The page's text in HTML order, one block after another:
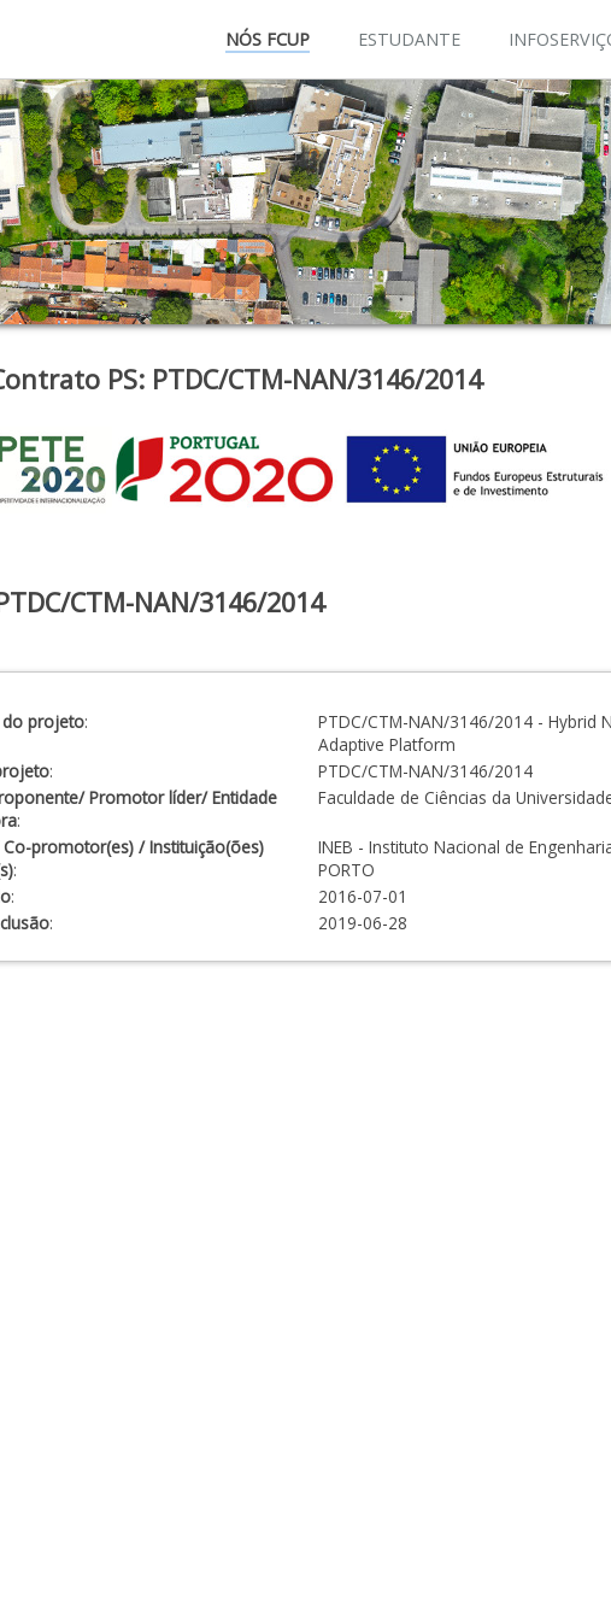
NÓS FCUP ESTUDANTE
PS: PTDC/CTM-NAN/3146/2014
CTM-NAN/3146/2014
do projeto:
PTDC/CTM-NAN/3146/2014 - Hybrid
Adaptive Platform
:
PTDC/CTM-NAN/3146/2014
Promotor líder/ Entidade
:
Faculdade de Ciências da
Co-promotor(es) / Instituição(ões)
:
INEB - Instituto Nacional de
PORTO
:
2016-07-01
: 2019-06-28